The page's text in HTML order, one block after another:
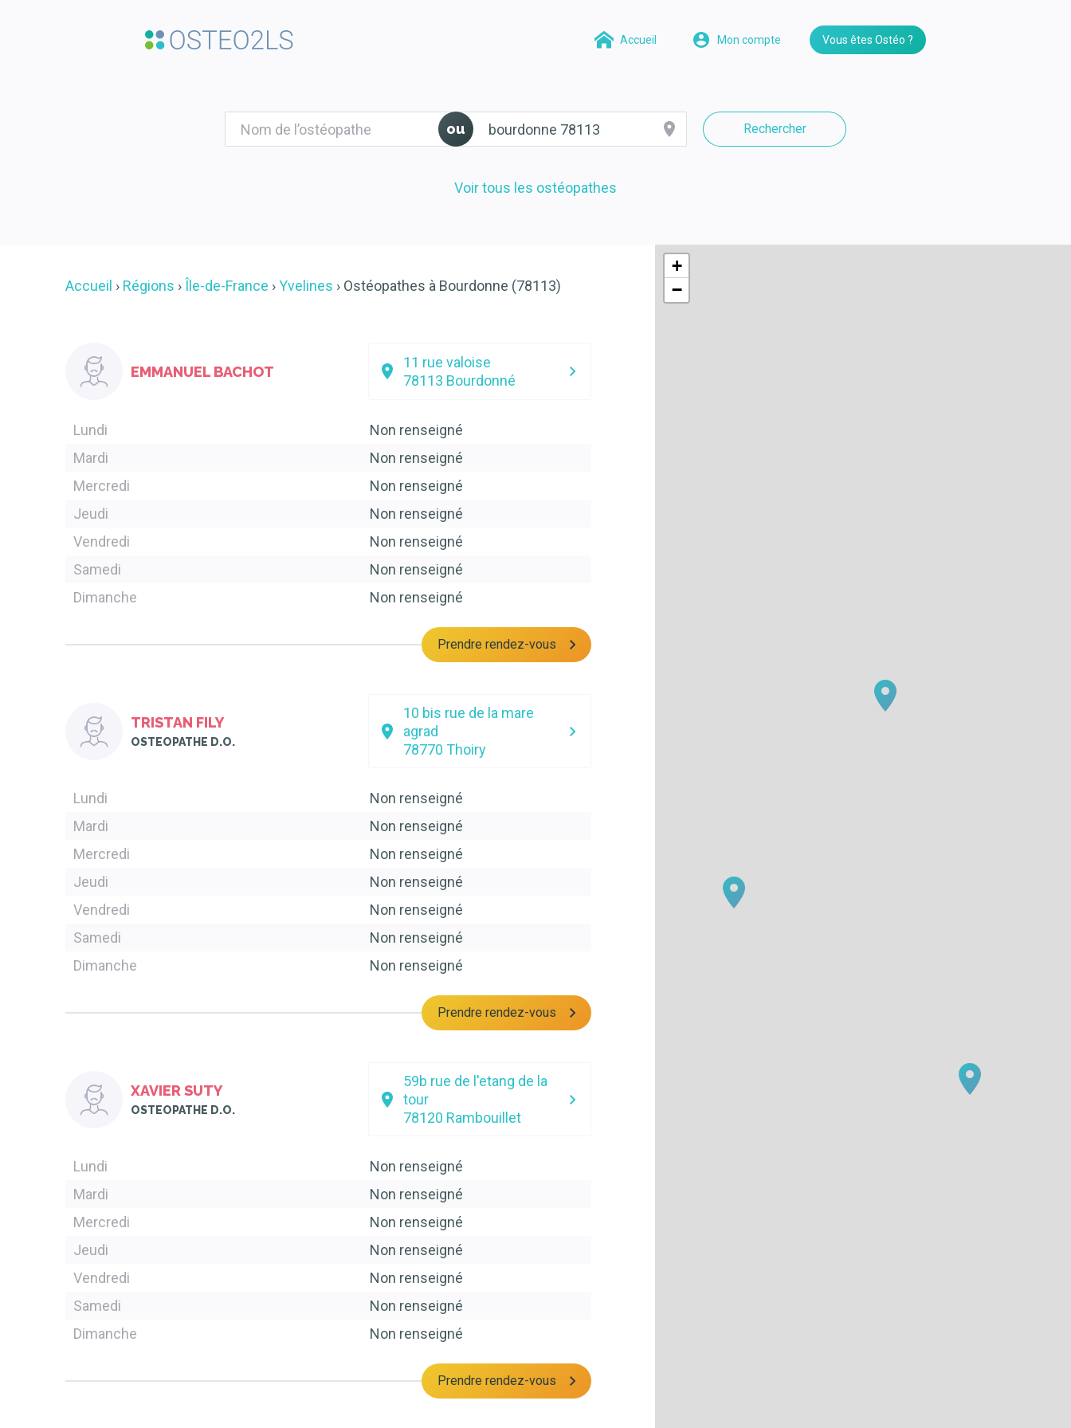
Accueil Mon compte Vous êtes Ostéo ?
ou Rechercher
Voir tous les ostéopathes
Accueil Régions Île-de-France Yvelines Ostéopathes à Bourdonne (78113)
EMMANUEL BACHOT
11 rue valoise
78113 Bourdonné
Lundi
Non renseigné
Mardi
Non renseigné
Mercredi
Non renseigné
Jeudi
Non renseigné
Vendredi
Non renseigné
Samedi
Non renseigné
Dimanche
Non renseigné
Prendre rendez-vous
TRISTAN FILY
OSTEOPATHE D.O.
10 bis rue de la mare
agrad
78770 Thoiry
Lundi
Non renseigné
Mardi
Non renseigné
Mercredi
Non renseigné
Jeudi
Non renseigné
Vendredi
Non renseigné
Samedi
Non renseigné
Dimanche
Non renseigné
Prendre rendez-vous
XAVIER SUTY
OSTEOPATHE D.O.
59b rue de l'etang de la
tour
78120 Rambouillet
Lundi
Non renseigné
Mardi
Non renseigné
Mercredi
Non renseigné
Jeudi
Non renseigné
Vendredi
Non renseigné
Samedi
Non renseigné
Dimanche
Non renseigné
Prendre rendez-vous
+
−